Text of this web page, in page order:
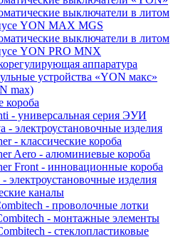
выключатели в литом
YON MAX MGS
выключатели в литом
YON PRO MNX
аппаратура
устройства «YON макс»
max)
короба
- универсальная серия ЭУИ
- электроустановочные изделия
- классические короба
Aero - алюминиевые короба
Front - инновационные короба
электроустановочные изделия
каналы
- проволочные лотки
- монтажные элементы
- стеклопластиковые